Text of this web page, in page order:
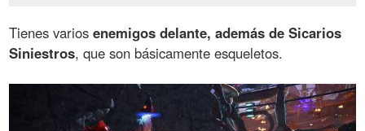
Tienes variosenemigos delante, además de Sicarios
Siniestros, que son básicamente esqueletos.